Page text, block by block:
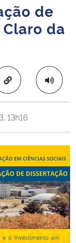
de
da
Copiar para área
13h16